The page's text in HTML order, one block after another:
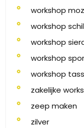
workshop
workshop
workshop
workshop
workshop
zakelijke
zeep maken
zilver